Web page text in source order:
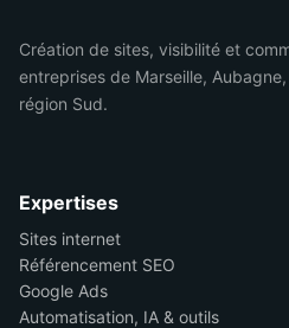
Création de sites, visibilité et
entreprises de Marseille,
région Sud.
Expertises
Sites internet
Référencement SEO
Google Ads
Automatisation, IA & outils